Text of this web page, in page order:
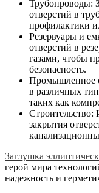
Трубопроводы:
отверстий в
профилактики
Резервуары и
отверстий в
газами, чтобы
безопасность.
Промышленное
в различных
таких как
Строительство:
закрытия
Заглушка
герой мира
надежность и